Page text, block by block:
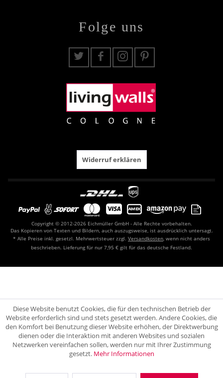
Folge uns
Widerruf erklären
Copyright © 2012-2026 Eichmüller GmbH - Alle Rechte vorbehalten.
Das Kopieren von Texten und Bildern, auch auszugsweise, ist ausdrücklich untersagt.
* Alle Preise inkl. gesetzl. Mehrwertsteuer zzgl. Versandkosten , wenn nicht anders
beschrieben. Lieferung für nur 7,95 € gilt für das deutsche Festland.
Diese Website benutzt Cookies, die für den technischen Betrieb der
Website erforderlich sind und stets gesetzt werden. Andere Cookies, die
den Komfort bei Benutzung dieser Website erhöhen, der Direktwerbung
dienen oder die Interaktion mit anderen Websites und sozialen
Netzwerken vereinfachen sollen, werden nur mit Ihrer Zustimmung
gesetzt. Mehr Informationen